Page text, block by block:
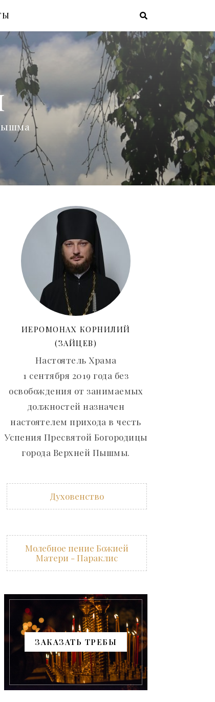
ИЕРОМОНАХ КОРНИЛИЙ
(ЗАЙЦЕВ)
Настоятель Храма
1 сентября 2019 года без
освобождения от занимаемых
должностей назначен
настоятелем прихода в честь
Успения Пресвятой Богородицы
города Верхней Пышмы.
Духовенство
Молебное пение Божией
Матери - Параклис
ЗАКАЗАТЬ ТРЕБЫ